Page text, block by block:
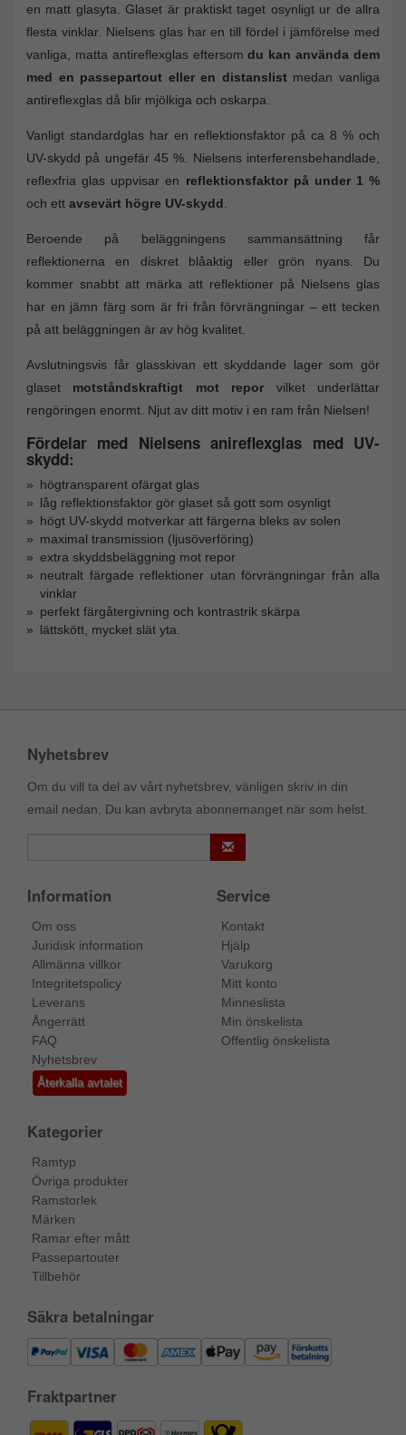
en matt glasyta. Glaset är praktiskt taget osynligt ur de allra
flesta vinklar. Nielsens glas har en till fördel i jämförelse med
vanliga, matta antireflexglas eftersomdu kan använda dem
med en passepartout eller en distanslistmedan vanliga
antireflexglas då blir mjölkiga och oskarpa.
Vanligt standardglas har en reflektionsfaktor på ca 8 % och
UV-skydd på ungefär 45 %. Nielsens interferensbehandlade,
reflexfria glas uppvisar en reflektionsfaktor på under 1 %
och ett avsevärt högre UV-skydd
Beroende på beläggningens sammansättning får
reflektionerna en diskret blåaktig eller grön nyans. Du
kommer snabbt att märka att reflektioner på Nielsens glas
har en jämn färg som är fri från förvrängningar – ett tecken
på att beläggningen är av hög kvalitet.
Avslutningsvis får glasskivan ett skyddande lager som gör
glaset motståndskraftigt mot repor vilket underlättar
rengöringen enormt. Njut av ditt motiv i en ram från Nielsen!
Fördelar med Nielsens anireflexglas med UV-
skydd:
högtransparent ofärgat glas
låg reflektionsfaktor gör glaset så gott som osynligt
högt UV-skydd motverkar att färgerna bleks av solen
maximal transmission (ljusöverföring)
extra skyddsbeläggning mot repor
neutralt färgade reflektioner utan förvrängningar från alla
vinklar
perfekt färgåtergivning och kontrastrik skärpa
lättskött, mycket slät yta.
Nyhetsbrev
Om du vill ta del av vårt nyhetsbrev, vänligen skriv in din
email nedan. Du kan avbryta abonnemanget när som helst.
Information
Om oss
Juridisk information
Allmänna villkor
Integritetspolicy
Leverans
Ångerrätt
FAQ
Nyhetsbrev
Återkalla avtalet
Service
Kontakt
Hjälp
Varukorg
Mitt konto
Minneslista
Min önskelista
Offentlig önskelista
Kategorier
Ramtyp
Övriga produkter
Ramstorlek
Märken
Ramar efter mått
Passepartouter
Tillbehör
Säkra betalningar
Fraktpartner